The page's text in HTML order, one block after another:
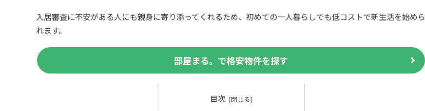
入居審査に不安がある人にも親身に寄り添ってくれるため、初めての一人暮らしでも低コストで新生活を始めら
れます。
部屋まる。で格安物件を探す
目次